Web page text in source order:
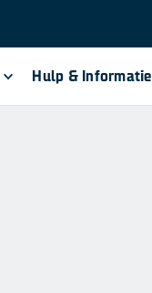
Hulp & Informatie